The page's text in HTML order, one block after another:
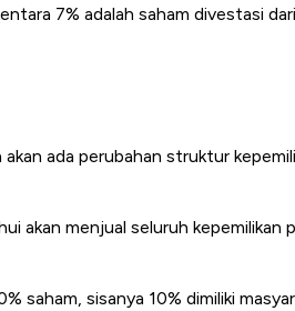
7% adalah saham divestasi
ada perubahan struktur
akan menjual seluruh kepemilikan
saham, sisanya 10% dimiliki